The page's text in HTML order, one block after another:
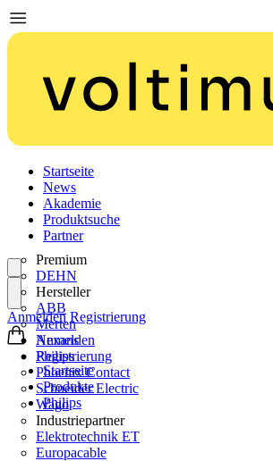
Startseite
News
Akademie
Produktsuche
Partner
Premium
DEHN
Hersteller
ABB
Merten
Nexans
Philips
Phoenix Contact
Schneider Electric
Wago
Industriepartner
Elektrotechnik ET
Europacable
Anmelden
Registrierung
Anmelden Registrierung
Startseite
Produkte
Philips